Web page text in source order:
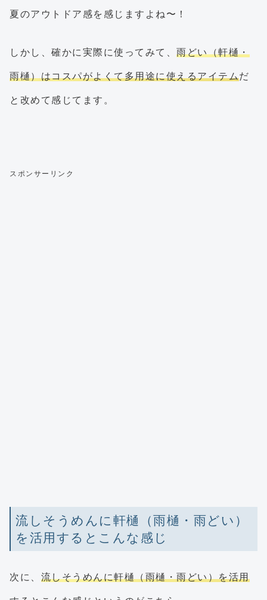
夏のアウトドア感を感じますよね〜！
しかし、確かに実際に使ってみて、 雨どい（軒樋・
雨樋）はコスパがよくて多用途に使えるアイテムだ
と改めて感じてます。
スポンサーリンク
流しそうめんに軒樋（雨樋・雨どい）
を活用するとこんな感じ
次に、 流しそうめんに軒樋（雨樋・雨どい）を活用